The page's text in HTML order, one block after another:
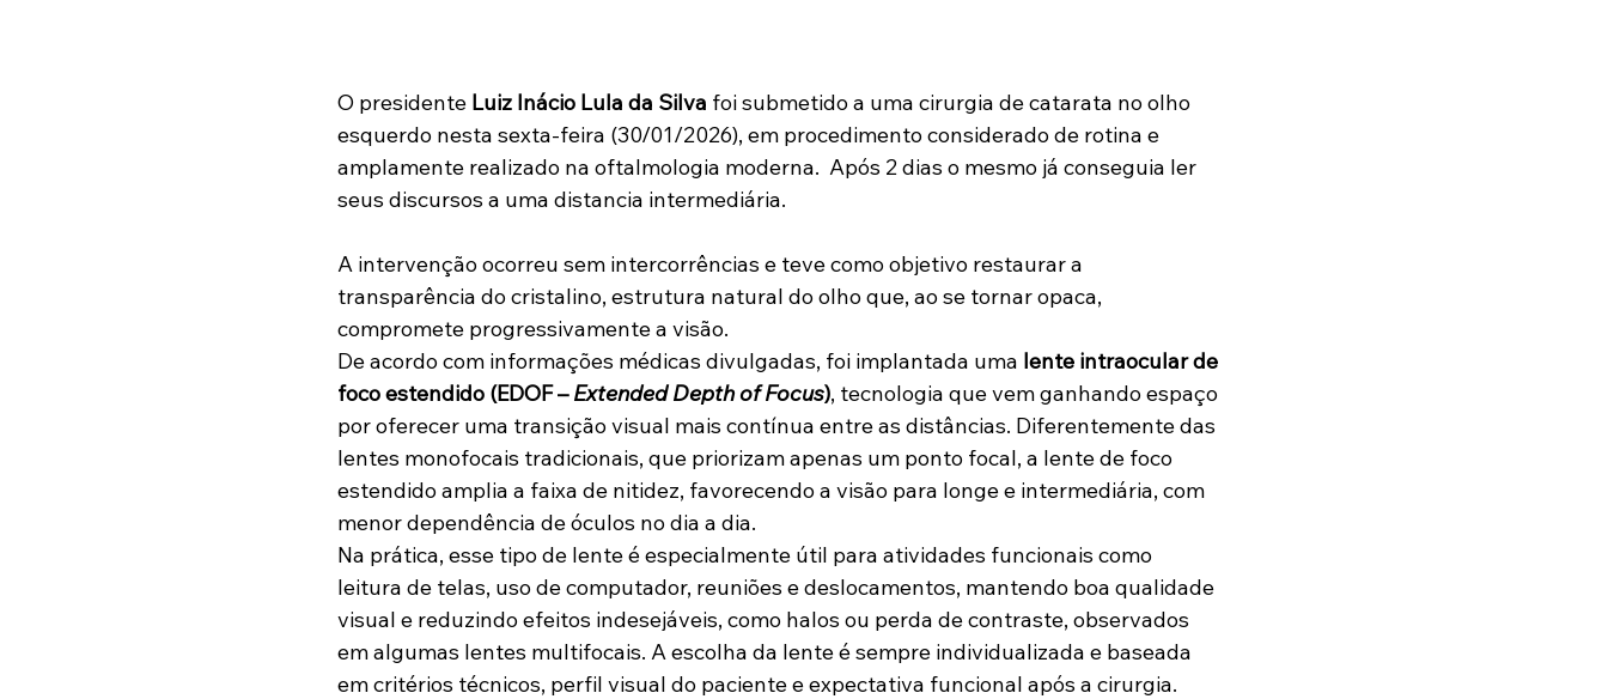
O presidente Luiz Inácio Lula da Silva foi submetido a uma cirurgia de catarata no olho
esquerdo nesta sexta-feira (30/01/2026), em procedimento considerado de rotina e
amplamente realizado na oftalmologia moderna.  Após 2 dias o mesmo já conseguia ler
seus discursos a uma distancia intermediária.
A intervenção ocorreu sem intercorrências e teve como objetivo restaurar a
transparência do cristalino, estrutura natural do olho que, ao se tornar opaca,
compromete progressivamente a visão.
De acordo com informações médicas divulgadas, foi implantada uma lente intraocular de
foco estendido (EDOF – Extended Depth of Focus), tecnologia que vem ganhando espaço
por oferecer uma transição visual mais contínua entre as distâncias. Diferentemente das
lentes monofocais tradicionais, que priorizam apenas um ponto focal, a lente de foco
estendido amplia a faixa de nitidez, favorecendo a visão para longe e intermediária, com
menor dependência de óculos no dia a dia.
Na prática, esse tipo de lente é especialmente útil para atividades funcionais como
leitura de telas, uso de computador, reuniões e deslocamentos, mantendo boa qualidade
visual e reduzindo efeitos indesejáveis, como halos ou perda de contraste, observados
em algumas lentes multifocais. A escolha da lente é sempre individualizada e baseada
em critérios técnicos, perfil visual do paciente e expectativa funcional após a cirurgia.